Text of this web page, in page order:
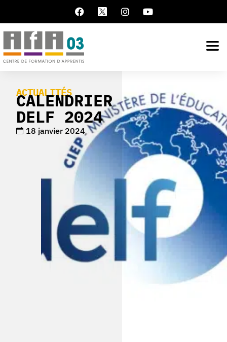
ACTUALITÉS
CALENDRIER
DELF 2024
18 janvier 2024